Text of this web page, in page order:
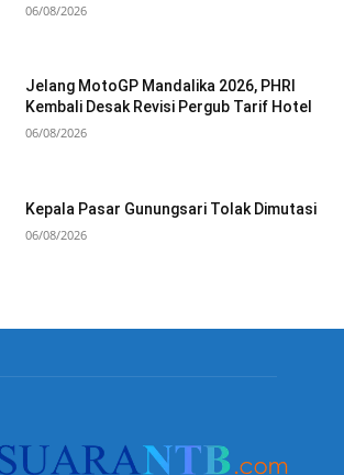
06/08/2026
Jelang MotoGP Mandalika 2026, PHRI
Kembali Desak Revisi Pergub Tarif Hotel
06/08/2026
Kepala Pasar Gunungsari Tolak Dimutasi
06/08/2026